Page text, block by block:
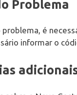
Problema
problema, é
informar o